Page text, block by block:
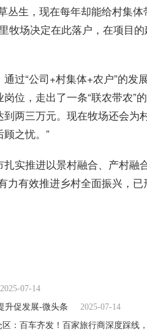
丛生，现在每年却能给村集
牧场决定在此落户，在项目
过“公司+村集体+农户”的
位，走出了一条“联农带农”
两三万元。现在牧场还会
之忧。”
实推进以景村融合、产村融
力有效推进乡村全面振兴，
2025-07-14
升促发展-微头条
2025-07-14
：百车齐发！百家旅行商深度踩线